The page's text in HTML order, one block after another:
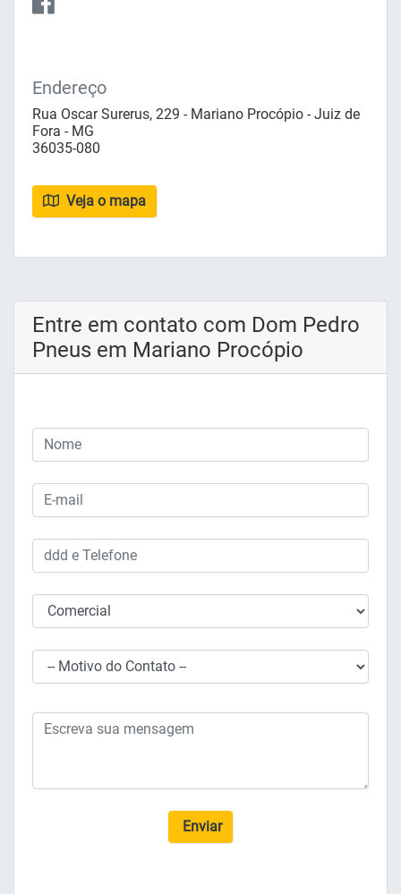
Endereço
Rua Oscar Surerus, 229 - Mariano Procópio - Juiz de
Fora - MG
36035-080
Veja o mapa
Entre em contato com Dom Pedro
Pneus em Mariano Procópio
Enviar